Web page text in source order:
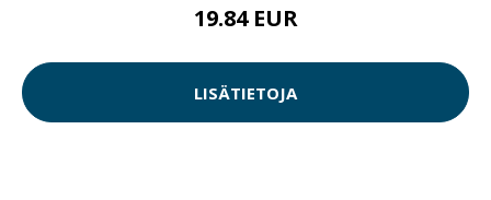
19.84 EUR
LISÄTIETOJA